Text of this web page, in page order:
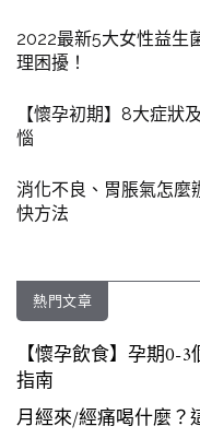
2022最新5大女性益生
理困擾！
【懷孕初期】8大症狀
惱
消化不良、胃脹氣怎麼
快方法
熱門文章
【懷孕飲食】孕期0-
指南
月經來/經痛喝什麼？